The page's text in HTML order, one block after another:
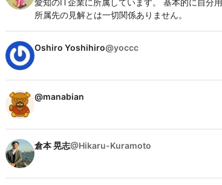
愛知のIT企業に所属しています。 基本的に自分
所属先の見解とは一切関係ありません。
Oshiro Yoshihiro@yoccc
@manabian
倉本 晃志@Hikaru-Kuramoto